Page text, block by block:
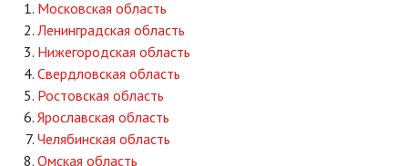
Московская область
Ленинградская область
Нижегородская область
Свердловская область
Ростовская область
Ярославская область
Челябинская область
Омская область